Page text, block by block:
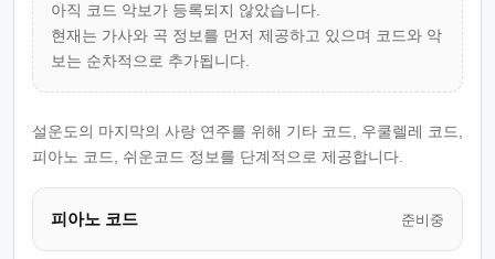
아직 코드 악보가 등록되지 않았습니다.
현재는 가사와 곡 정보를 먼저 제공하고 있으며 코드와 악
보는 순차적으로 추가됩니다.
설운도의 마지막의 사랑 연주를 위해 기타 코드, 우쿨렐레 코드,
피아노 코드, 쉬운코드 정보를 단계적으로 제공합니다.
피아노 코드 준비중